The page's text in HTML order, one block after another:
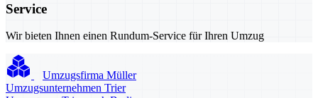
Service
Wir bieten Ihnen einen Rundum-Service für Ihren Umzug
Umzugsfirma Müller
Umzugsunternehmen Trier